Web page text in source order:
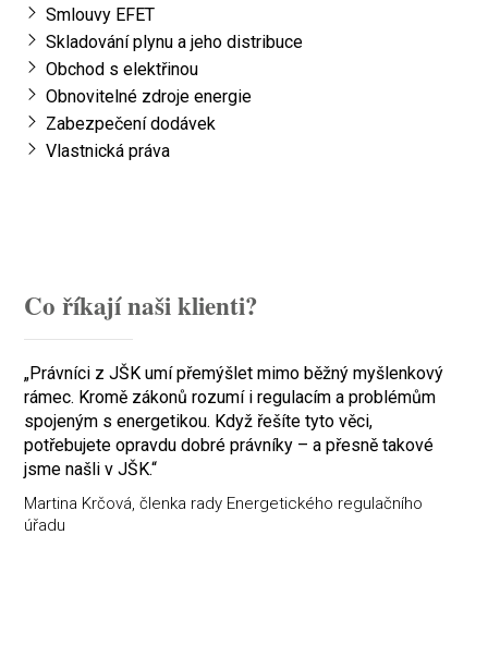
Smlouvy EFET
Skladování plynu a jeho distribuce
Obchod s elektřinou
Obnovitelné zdroje energie
Zabezpečení dodávek
Vlastnická práva
Co říkají naši klienti?
„Právníci z JŠK umí přemýšlet mimo běžný myšlenkový
rámec. Kromě zákonů rozumí i regulacím a problémům
spojeným s energetikou. Když řešíte tyto věci,
potřebujete opravdu dobré právníky – a přesně takové
jsme našli v JŠK.“
Martina Krčová, členka rady Energetického regulačního
úřadu